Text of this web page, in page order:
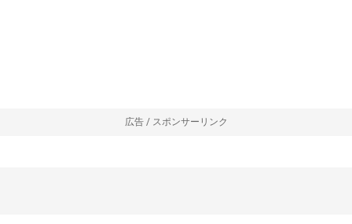
広告 / スポンサーリンク